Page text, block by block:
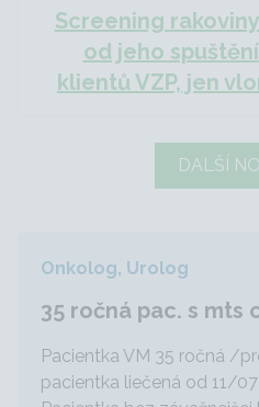
Screening
od jeho
klientů VZP, jen
DALŠÍ
Onkolog, Urolog
35 ročná pac. s mts
Pacientka VM 35 ročná /
pacientka liečená od 11/